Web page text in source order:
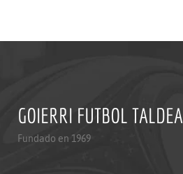
GOIERRI FUTBOL TALDEA
Fundado en 1969